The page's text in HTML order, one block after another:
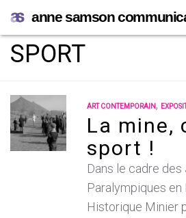
anne samson
SPORT
ART CONTEMPORAIN ,
La mine,
sport !
Dans le cadre
Paralympiques en
Historique Minier